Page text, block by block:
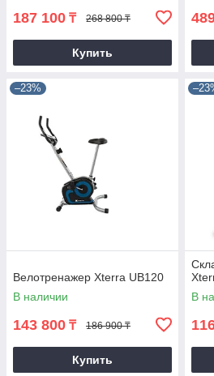
187 100 ₸ 268 800 ₸
Купить
–23%
Велотренажер Xterra UB120
В наличии
143 800 ₸ 186 900 ₸
Купить
В